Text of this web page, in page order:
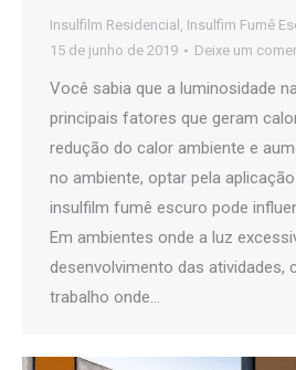
Insulfilm Residencial , Insulfim Fumê
15 de junho de 2019
Deixe um
Você sabia que a luminosidade
principais fatores que geram
redução do calor ambiente e
no ambiente, optar pela
insulfilm fumê escuro pode
Em ambientes onde a luz
desenvolvimento das atividades,
trabalho onde…